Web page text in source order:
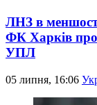
ЛНЗ в
ФК Харків
УПЛ
05 липня, 16:06